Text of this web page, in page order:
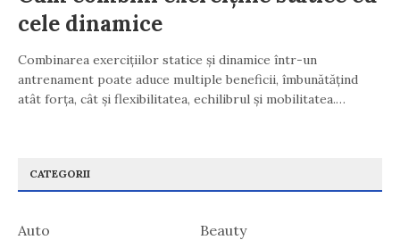
cele dinamice
Combinarea exercițiilor statice și dinamice într-un
antrenament poate aduce multiple beneficii, îmbunătățind
atât forța, cât și flexibilitatea, echilibrul și mobilitatea.…
CATEGORII
Auto
Beauty